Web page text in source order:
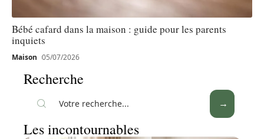
Bébé cafard dans la maison : guide pour les parents
inquiets
Maison 05/07/2026
Recherche
Les incontournables